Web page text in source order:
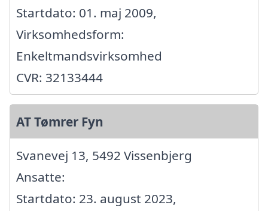
Startdato: 01. maj 2009,
Virksomhedsform:
Enkeltmandsvirksomhed
CVR: 32133444
AT Tømrer Fyn
Svanevej 13, 5492 Vissenbjerg
Ansatte:
Startdato: 23. august 2023,